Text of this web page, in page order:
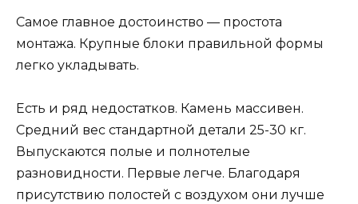
Самое главное достоинство — простота
монтажа. Крупные блоки правильной формы
легко укладывать.
Есть и ряд недостатков. Камень массивен.
Средний вес стандартной детали 25-30 кг.
Выпускаются полые и полнотелые
разновидности. Первые легче. Благодаря
присутствию полостей с воздухом они лучше